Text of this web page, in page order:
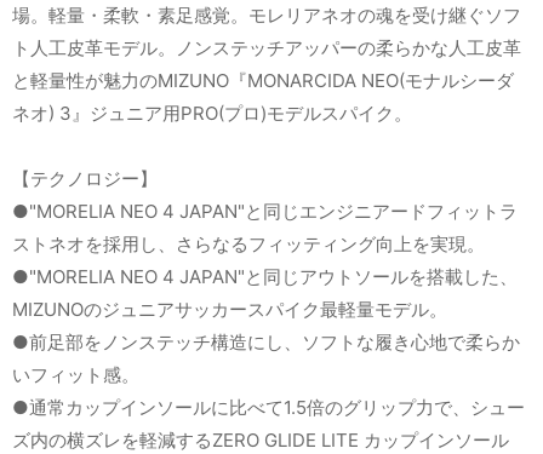
場。軽量・柔軟・素足感覚。モレリアネオの魂を受け継ぐソフ
ト人工皮革モデル。ノンステッチアッパーの柔らかな人工皮革
と軽量性が魅力のMIZUNO『MONARCIDA NEO(モナルシーダ
ネオ) 3』ジュニア用PRO(プロ)モデルスパイク。
【テクノロジー】
●"MORELIA NEO 4 JAPAN"と同じエンジニアードフィットラ
ストネオを採用し、さらなるフィッティング向上を実現。
●"MORELIA NEO 4 JAPAN"と同じアウトソールを搭載した、
MIZUNOのジュニアサッカースパイク最軽量モデル。
●前足部をノンステッチ構造にし、ソフトな履き心地で柔らか
いフィット感。
●通常カップインソールに比べて1.5倍のグリップ力で、シュー
ズ内の横ズレを軽減するZERO GLIDE LITE カップインソール